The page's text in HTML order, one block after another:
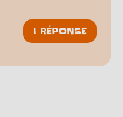
1 RÉPONSE